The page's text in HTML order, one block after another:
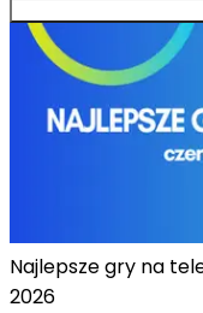
Najlepsze gry na
2026